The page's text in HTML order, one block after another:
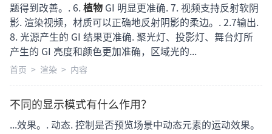
题得到改善。. 6. 植物 GI 明显更准确. 7. 视频支持反射软阴
影. 渲染视频，材质可以正确地反射阴影的柔边。. 2.7输出.
8. 光源产生的 GI 结果更准确. 聚光灯、投影灯、舞台灯所
产生的 GI 亮度和颜色更加准确，区域光的...
首页 > 渲染 > 内容
不同的显示模式有什么作用？
...效果。. 动态. 控制是否预览场景中动态元素的运动效果。